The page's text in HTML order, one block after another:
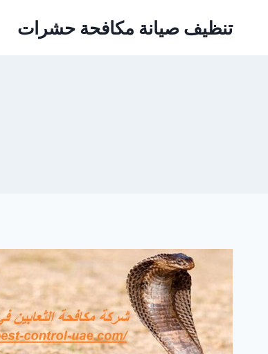
تنظيف صيانة مكافحة حشرات